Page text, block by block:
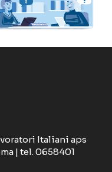
Italiani aps
| tel. 0658401